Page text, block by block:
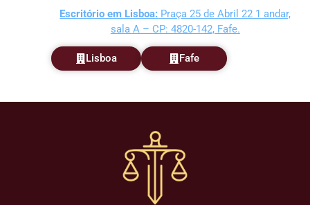
Escritório em Lisboa: Praça 25 de Abril 22 1 andar,
sala A – CP: 4820-142, Fafe.
Lisboa Fafe